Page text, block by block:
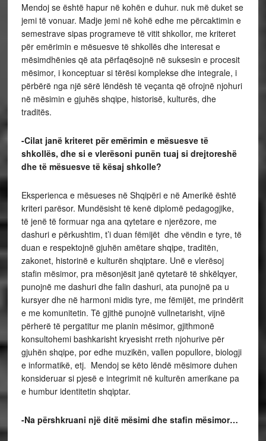
Mendoj se është hapur në kohën e duhur. nuk më duket se
jemi të vonuar. Madje jemi në kohë edhe me përcaktimin e
semestrave sipas programeve të vitit shkollor, me kriteret
për emërimin e mësuesve të shkollës dhe interesat e
mësimdhënies që ata përfaqësojnë në suksesin e procesit
mësimor, i konceptuar si tërësi komplekse dhe integrale, i
përbërë nga një sërë lëndësh të veçanta që ofrojnë njohuri
në mësimin e gjuhës shqipe, historisë, kulturës, dhe
traditës.
-Cilat janë kriteret për emërimin e mësuesve të
shkollës, dhe si e vlerësoni punën tuaj si drejtoreshë
dhe të mësuesve të kësaj shkolle?
Eksperienca e mësueses në Shqipëri e në Amerikë është
kriteri parësor. Mundësisht të kenë diplomë pedagogjike,
të jenë të formuar nga ana qytetare e njerëzore, me
dashuri e përkushtim, t’i duan fëmijët dhe vëndin e tyre, të
duan e respektojnë gjuhën amëtare shqipe, traditën,
zakonet, historinë e kulturën shqiptare. Unë e vlerësoj
stafin mësimor, pra mësonjësit janë qytetarë të shkëlqyer,
punojnë me dashuri dhe falin dashuri, ata punojnë pa u
kursyer dhe në harmoni midis tyre, me fëmijët, me prindërit
e me komunitetin. Të gjithë punojnë vullnetarisht, vijnë
përherë të pergatitur me planin mësimor, gjithmonë
konsultohemi bashkarisht kryesisht rreth njohurive për
gjuhën shqipe, por edhe muzikën, vallen popullore, biologji
e informatikë, etj. Mendoj se këto lëndë mësimore duhen
konsideruar si pjesë e integrimit në kulturën amerikane pa
e humbur identitetin shqiptar.
-Na përshkruani një ditë mësimi dhe stafin mësimor…